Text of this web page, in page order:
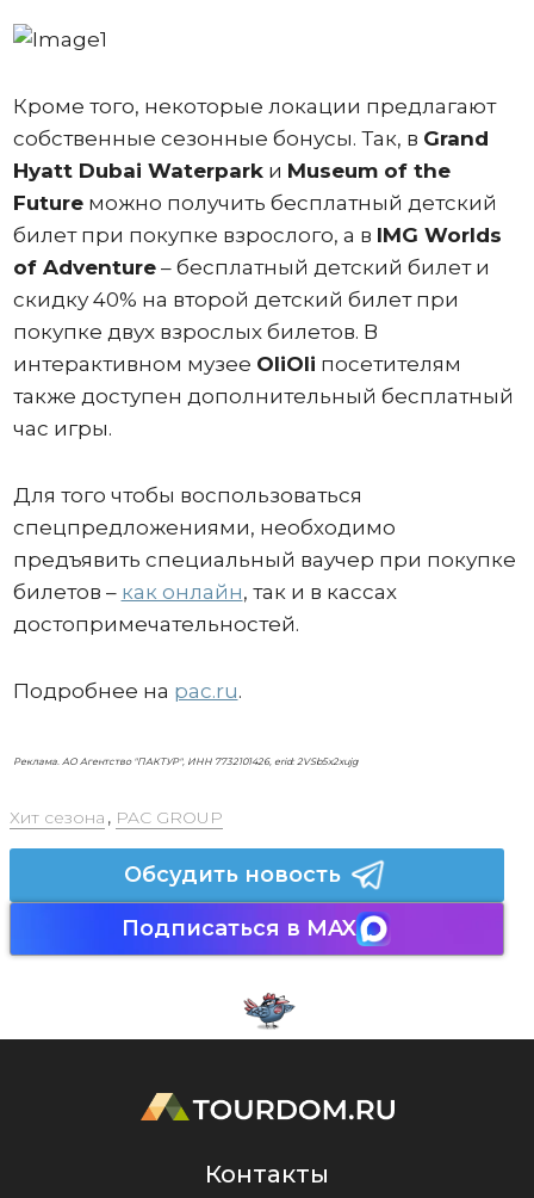
Кроме того, некоторые локации предлагают
собственные сезонные бонусы. Так, в Grand
Hyatt Dubai Waterparkи Museum of the
Futureможно получить бесплатный детский
билет при покупке взрослого, а в IMG Worlds
of Adventure– бесплатный детский билет и
скидку 40% на второй детский билет при
покупке двух взрослых билетов. В
интерактивном музее OliOli посетителям
также доступен дополнительный бесплатный
час игры.
Для того чтобы воспользоваться
спецпредложениями, необходимо
предъявить специальный ваучер при покупке
билетов – как онлайн, так и в кассах
достопримечательностей.
Подробнее на pac.ru.
Реклама. АО Агентство "ПАКТУР", ИНН 7732101426, erid: 2VSb5x2xujg
Хит сезона , PAC GROUP
Обсудить новость
Подписаться в MAX
Контакты